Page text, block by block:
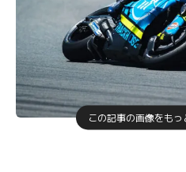
この記事の画像をもっ